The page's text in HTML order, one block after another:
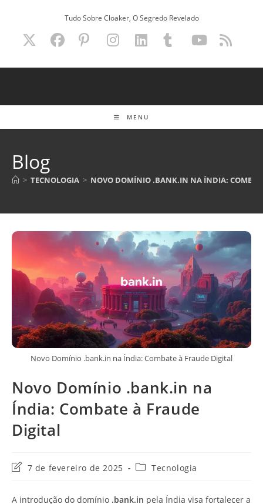
Tudo Sobre Cloaker, O Segredo Revelado
MENU
Blog
> TECNOLOGIA > NOVO DOMÍNIO .BANK.IN NA ÍNDIA:
Novo Domínio .bank.in na Índia: Combate à Fraude Digital
Novo Domínio .bank.in na
Índia: Combate à Fraude
Digital
Última7 de fevereiro de 2025
Categoria
Tecnologia
A introdução do domínio .bank.in pela Índia visa fortalecer a